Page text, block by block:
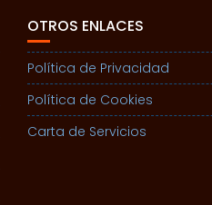
OTROS ENLACES
Política de Privacidad
Política de Cookies
Carta de Servicios